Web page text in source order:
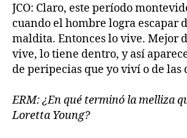
JCO: Claro, este período
cuando el hombre logra escapar
maldita. Entonces lo vive. Mejor
vive, lo tiene dentro, y así
de peripecias que yo viví o de las
ERM: ¿En qué terminó la melliza
Loretta Young?